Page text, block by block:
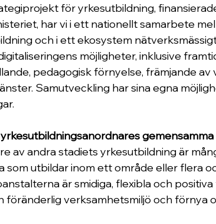
för yrkesutbildning,
har vi i ett nationellt samarbete
och i ett ekosystem
möjligheter, inklusive
pedagogisk förnyelse, främjande
Samutveckling har sina egna
av andra stadiets yrkesutbildning är
som utbildar inom ett område eller flera
är smidiga, flexibla och
föränderlig verksamhetsmiljö och förnya